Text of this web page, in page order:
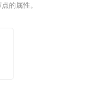
的属性。